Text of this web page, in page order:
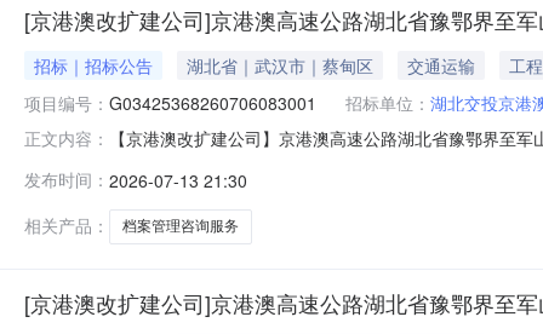
[京港澳改扩建公司]京港澳高速公路湖北省豫鄂界至
招标｜招标公告 湖北省｜武汉市｜蔡甸区 交通运输
工程
项目编号： G03425368260706083001 招标单位： 湖北交投京港
正文内容：
【京港澳改扩建公司】京港澳高速公路湖北省豫鄂界至
高速公路湖北省豫鄂界至军山段改扩建项目档案管理咨
港澳高速公路湖北省豫鄂界至
发布时间： 2026-07-13 21:30
相关产品：
档案管理咨询服务
[京港澳改扩建公司]京港澳高速公路湖北省豫鄂界至